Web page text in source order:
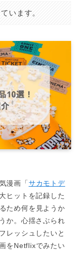
います。
漫画「サカモトデ
ヒットを記録した
ため何を見ようか
か。心揺さぶられ
レッシュしたいと
をNetflixでみたい